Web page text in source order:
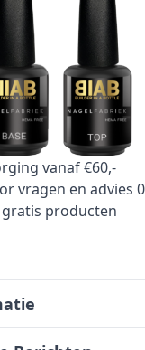
Aantal
besteld, zelfde
vanaf €60,-
vragen en advies
producten